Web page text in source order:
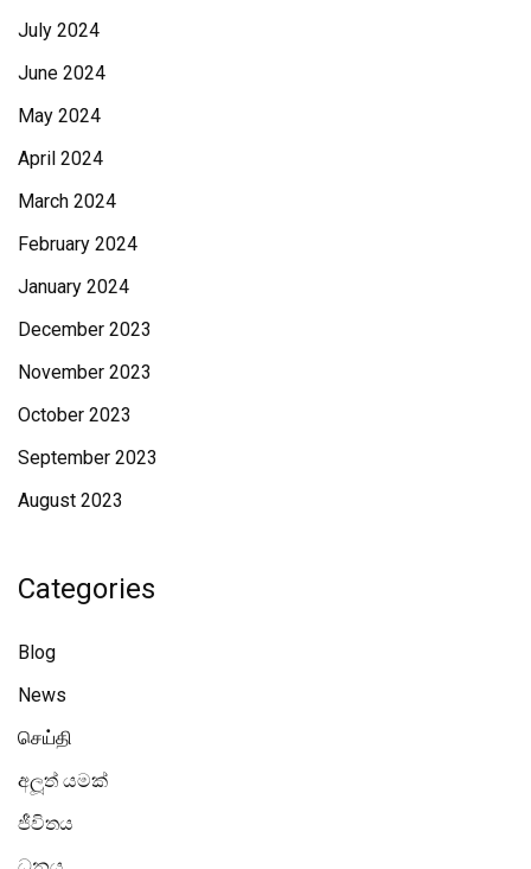
July 2024
June 2024
May 2024
April 2024
March 2024
February 2024
January 2024
December 2023
November 2023
October 2023
September 2023
August 2023
Categories
Blog
News
செய்தி
අලූත් යමක්
ජීවිතය